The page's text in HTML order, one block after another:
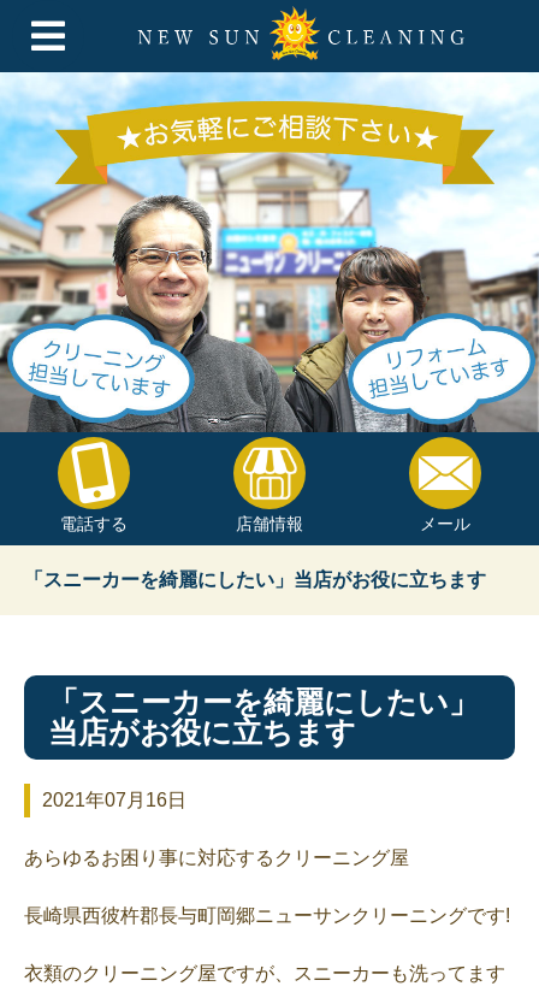
電話する 店舗情報 メール
「スニーカーを綺麗にしたい」当店がお役に立ちます
「スニーカーを綺麗にしたい」
当店がお役に立ちます
2021年07月16日
あらゆるお困り事に対応するクリーニング屋
長崎県西彼杵郡長与町岡郷ニューサンクリーニングです!
衣類のクリーニング屋ですが、スニーカーも洗ってます